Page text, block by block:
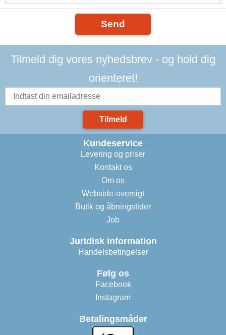
Send
Tilmeld dig vores nyhedsbrev - og hold dig
orienteret!
Tilmeld
Kundeservice
Levering og priser
Kontakt os
Om os
Webside-oversigt
Butik og åbningstider
Job
Juridisk information
Handelsbetingelser
Følg os
Facebook
Instagram
Betalingsmåder